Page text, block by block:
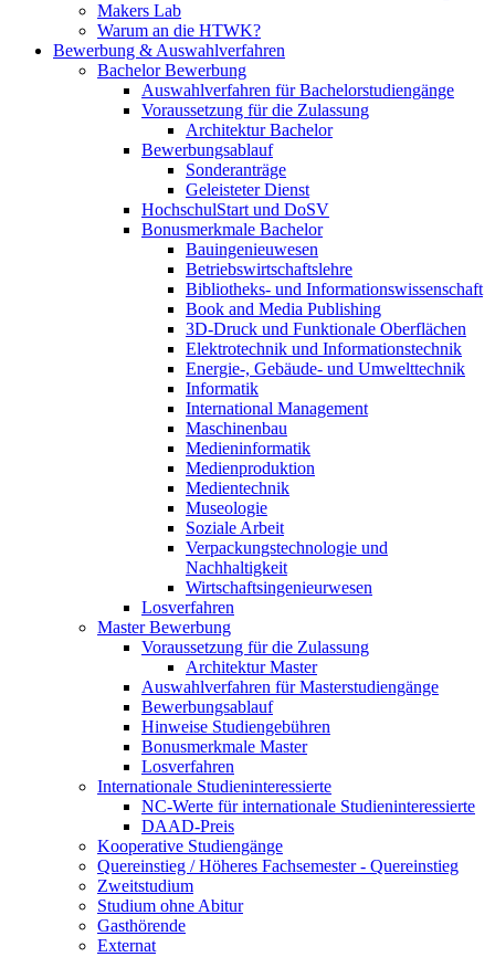
Makers Lab
Warum an die HTWK?
Bewerbung & Auswahlverfahren
Bachelor Bewerbung
Auswahlverfahren für Bachelorstudiengänge
Voraussetzung für die Zulassung
Architektur Bachelor
Bewerbungsablauf
Sonderanträge
Geleisteter Dienst
HochschulStart und DoSV
Bonusmerkmale Bachelor
Bauingenieuwesen
Betriebswirtschaftslehre
Bibliotheks- und Informationswissenschaft
Book and Media Publishing
3D-Druck und Funktionale Oberflächen
Elektrotechnik und Informationstechnik
Energie-, Gebäude- und Umwelttechnik
Informatik
International Management
Maschinenbau
Medieninformatik
Medienproduktion
Medientechnik
Museologie
Soziale Arbeit
Verpackungstechnologie und
Nachhaltigkeit
Wirtschaftsingenieurwesen
Losverfahren
Master Bewerbung
Voraussetzung für die Zulassung
Architektur Master
Auswahlverfahren für Masterstudiengänge
Bewerbungsablauf
Hinweise Studiengebühren
Bonusmerkmale Master
Losverfahren
Internationale Studieninteressierte
NC-Werte für internationale Studieninteressierte
DAAD-Preis
Kooperative Studiengänge
Quereinstieg / Höheres Fachsemester - Quereinstieg
Zweitstudium
Studium ohne Abitur
Gasthörende
Externat